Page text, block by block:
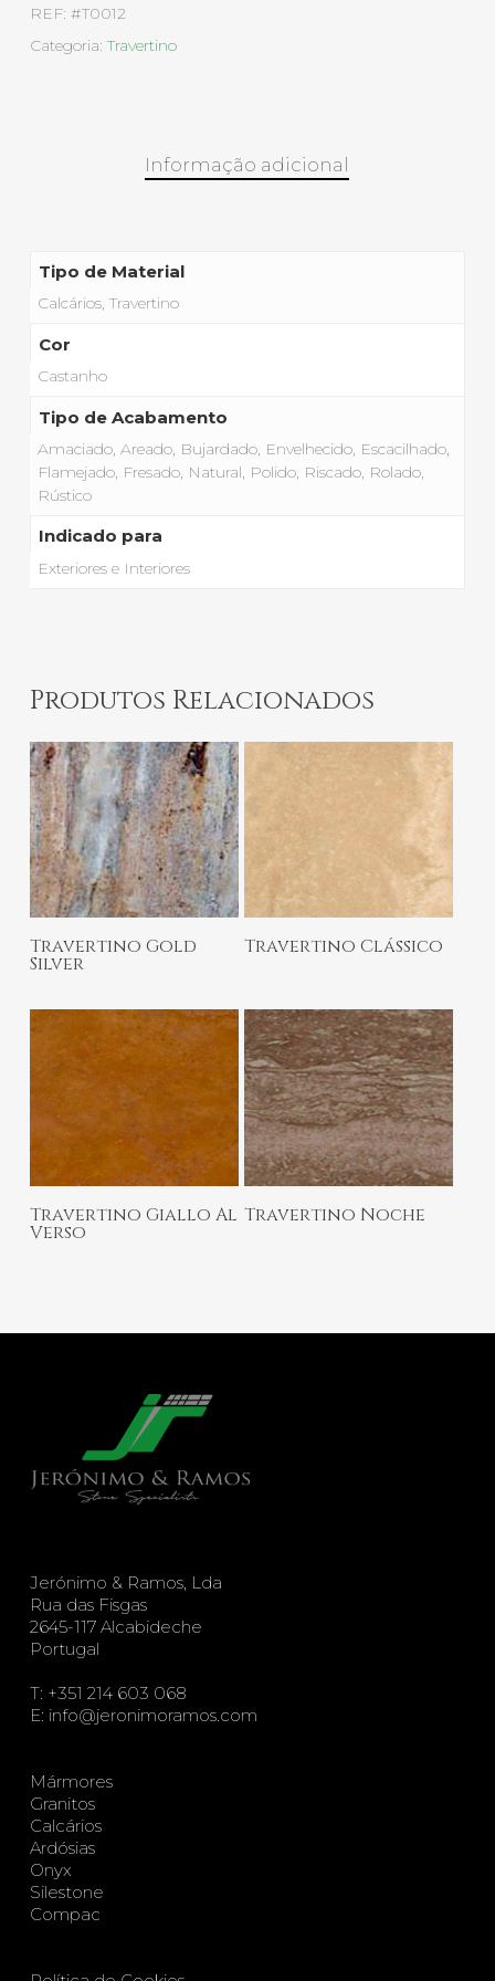
REF: #T0012
Categoria:Travertino
Informação adicional
Tipo de Material
Calcários, Travertino
Cor
Castanho
Tipo de Acabamento
Amaciado, Areado, Bujardado, Envelhecido, Escacilhado,
Flamejado, Fresado, Natural, Polido, Riscado, Rolado,
Rústico
Indicado para
Exteriores e Interiores
Produtos Relacionados
Ler Mais
Travertino Gold
Silver
Ler Mais
Travertino Clássico
Ler Mais
Travertino Giallo Al
Verso
Ler Mais
Travertino Noche
Jerónimo & Ramos, Lda
Rua das Fisgas
2645-117 Alcabideche
Portugal
T: +351 214 603 068
E: info@jeronimoramos.com
Mármores
Granitos
Calcários
Ardósias
Onyx
Silestone
Compac